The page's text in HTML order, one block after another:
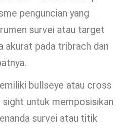
penguncian yang
survei atau target
akurat pada tribrach dan
bullseye atau cross
sight untuk memposisikan
survei atau titik